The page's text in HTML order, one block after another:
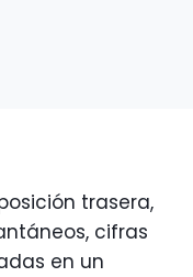
trasera,
cifras
en un